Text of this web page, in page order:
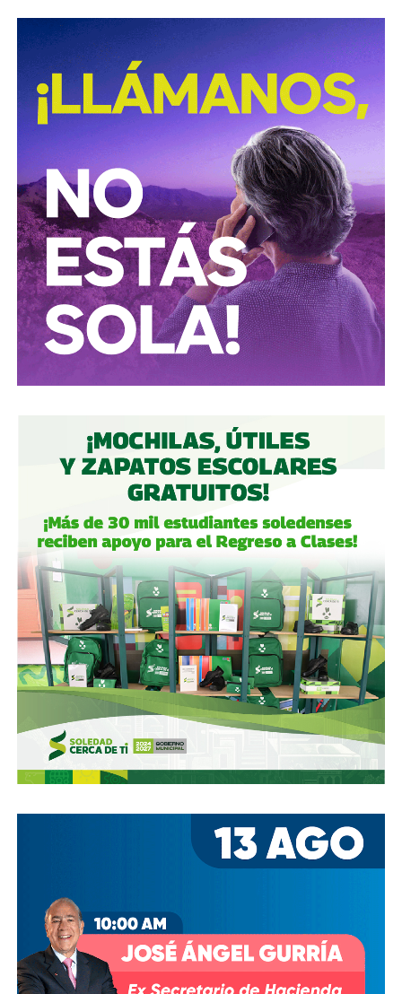
David Martínez es apodado coloquialmente como “El
Fantasma de Wall Street
”, y ha adquirido un poder
inmenso en Latinoamérica, especialmente en Argentina,
donde ha servido como negociador para la deuda nacional
y en 2017, fue considerado por Forbes como el hombre
más rico de dicho país. El regiomontano tiene un historial
documentado de tomar control de empresas en
dificultades financieras a partir de deuda: lo hizo con la
textilera CYDSA en los años 90, con la vidriera Vitro entre
2009 y 2012, y con las ya mencionadas Empresas ICA
desde 2016.
Algo similar realizó en 2020 con
del Centro Norte(OMA), el operador de, entre otros, el
Fintech compró primero acciones especiales que
garantizaban el control de la aeroportuaria y luego
concretó una oferta pública con la que en julio de 2021,
alcanzó el 30.1% de participación económica, suficiente
para mantener el control hasta que lo vendieron a la
francesa Vinci Airports en 2022 (El Economista, dic. 2020
y jul. 2021; Folleto Informativo Definitivo, Bolsa Mexicana
de Valores, may. 2021).
Si bien todos estos empresarios se han aliado en otras
ocasiones (en 2017 ganaron la licitación para construir
el ahora cancelado Aeropuerto de Texcoco),cuando
se otorgó la concesión para la administración de El
Realito, ni Slim ni Martínez ni los copresidentes de
Televisa tenían sus actuales injerencias en Aquos, por
lo que se podría decir que ésta fue heredada, y acabó
dejando el control de la presa en las manos de cuatro de
al menos tres intentos de rescindir o
modificar el contrato se han hecho sin haber
Agua abrió un expediente que no avanzó pese a 350 mil
afectados y una queja de oficio de la Comisión Estatal de
Derechos Humanos; en abril de 2023, el entonces
presidenteAndrés Manuel López Obradorrespondió a
una petición del gobernador Ricardo Gallardo Cardona con